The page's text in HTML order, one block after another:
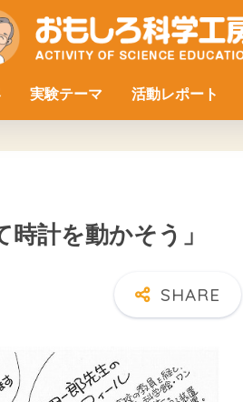
実験テーマ 活動レポート
時計を動かそう」